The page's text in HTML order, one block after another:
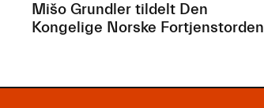
Mišo Grundler tildelt Den
Kongelige Norske Fortjenstorden